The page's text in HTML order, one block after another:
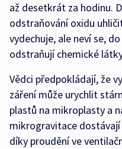
až desetkrát za hodinu.
odstraňování oxidu
vydechuje, ale neví se,
odstraňují chemické
Vědci předpokládají, že
záření může urychlit
plastů na mikroplasty a
mikrogravitace dostávají
díky proudění ve